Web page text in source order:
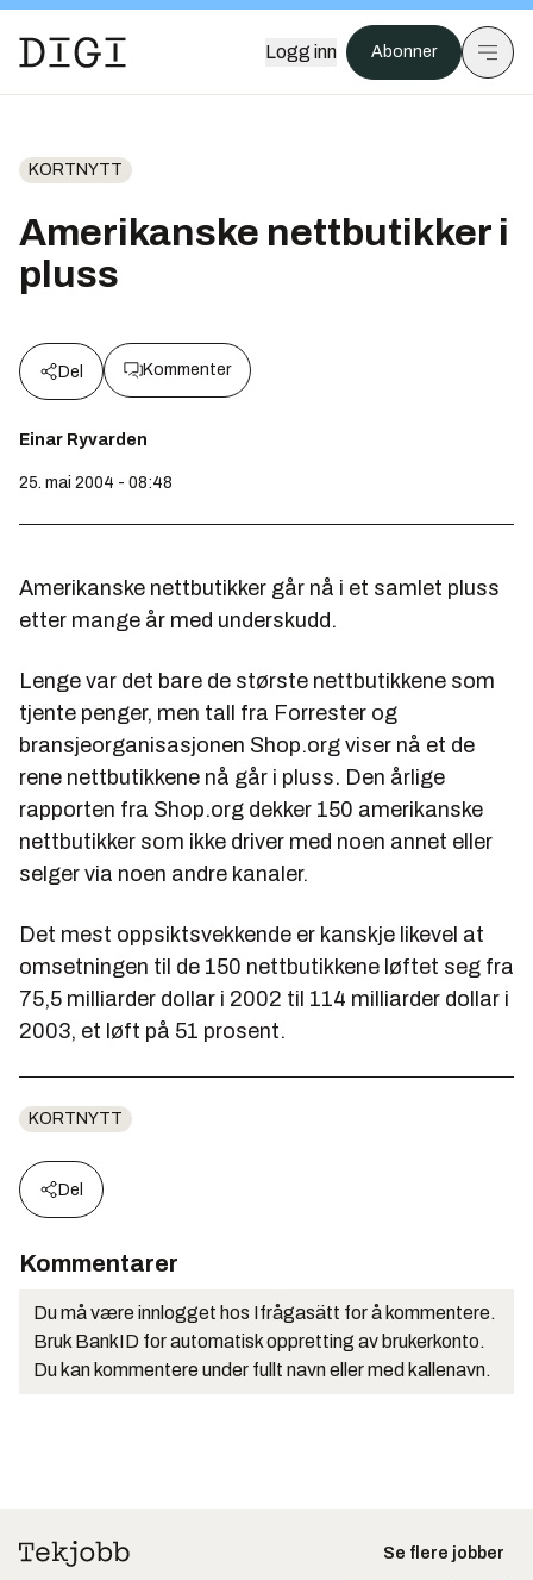
Logg inn Abonner
KORTNYTT
Amerikanske nettbutikker i
pluss
Del Kommenter
Einar Ryvarden
25. mai 2004 - 08:48
Amerikanske nettbutikker går nå i et samlet pluss
etter mange år med underskudd.
Lenge var det bare de største nettbutikkene som
tjente penger, men tall fra Forrester og
bransjeorganisasjonen Shop.org viser nå et de
rene nettbutikkene nå går i pluss. Den årlige
rapporten fra Shop.org dekker 150 amerikanske
nettbutikker som ikke driver med noen annet eller
selger via noen andre kanaler.
Det mest oppsiktsvekkende er kanskje likevel at
omsetningen til de 150 nettbutikkene løftet seg fra
75,5 milliarder dollar i 2002 til 114 milliarder dollar i
2003, et løft på 51 prosent.
KORTNYTT
Del
Kommentarer
Du må være innlogget hos Ifrågasätt for å kommentere.
Bruk BankID for automatisk oppretting av brukerkonto.
Du kan kommentere under fullt navn eller med kallenavn.
Se flere jobber